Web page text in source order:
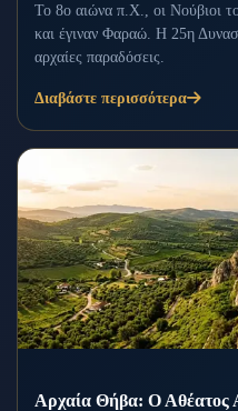
Το 8ο αιώνα π.Χ., οι Νούβιοι
και έγιναν Φαραώ. Η 25η
αρχαίες παραδόσεις.
Διαβάστε περισσότερα
Αρχαία Θήβα: Ο Αθέατος